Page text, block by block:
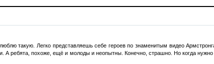
такую. Легко представляешь себе героев по знаменитым видео
А ребята, похоже, ещё и молоды и неопытны. Конечно, страшно. Но когда